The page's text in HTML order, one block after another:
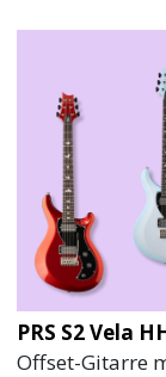
PRS S2 Vela
Offset-Gitarre